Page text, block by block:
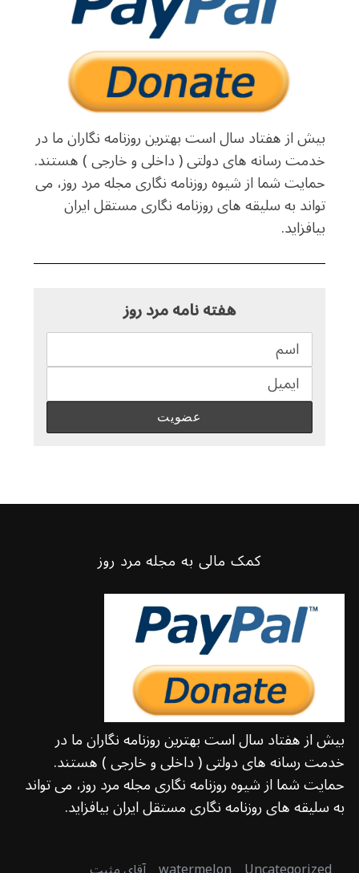
بیش از هفتاد سال است بهترین روزنامه نگاران ما در
خدمت رسانه های دولتی ( داخلی و خارجی ) هستند.
حمایت شما از شیوه روزنامه نگاری مجله مرد روز، می
تواند به سلیقه های روزنامه نگاری مستقل ایران
بیافزاید.
هفته نامه مرد روز
کمک مالی به مجله مرد روز
بیش از هفتاد سال است بهترین روزنامه نگاران ما در
خدمت رسانه های دولتی ( داخلی و خارجی ) هستند.
حمایت شما از شیوه روزنامه نگاری مجله مرد روز، می تواند
به سلیقه های روزنامه نگاری مستقل ایران بیافزاید.